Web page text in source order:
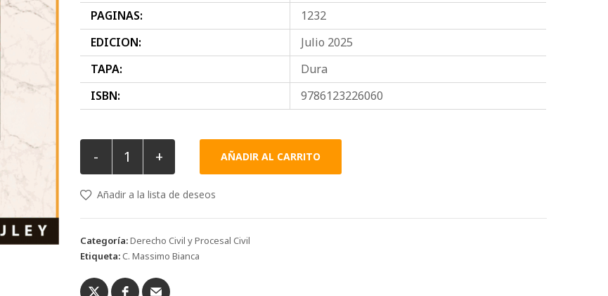
PAGINAS:
1232
EDICION:
Julio 2025
TAPA:
Dura
ISBN:
9786123226060
- + AÑADIR AL CARRITO
Añadir a la lista de deseos
Categoría:Derecho Civil y Procesal Civil
Etiqueta:C. Massimo Bianca